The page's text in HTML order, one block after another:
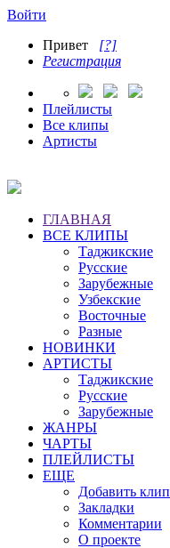
Войти
Привет [?]
Регистрация
Плейлисты
Все клипы
Артисты
ГЛАВНАЯ
ВСЕ КЛИПЫ
Таджикские
Русские
Зарубежные
Узбекские
Восточные
Разные
НОВИНКИ
АРТИСТЫ
Таджикские
Русские
Зарубежные
ЖАНРЫ
ЧАРТЫ
ПЛЕЙЛИСТЫ
ЕЩЕ
Добавить клип
Закладки
Комментарии
О проекте